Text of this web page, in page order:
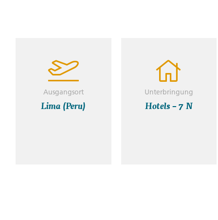
Ausgangsort
Lima (Peru)
Unterbringung
Hotels – 7 N